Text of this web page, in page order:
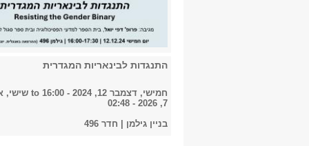
התנגדות לבינאריות המגדרית
חמישי, דצמבר 12, 2024 - 16:00
שישי,
7, 2026 - 02:48
בניין גילמן | חדר 496